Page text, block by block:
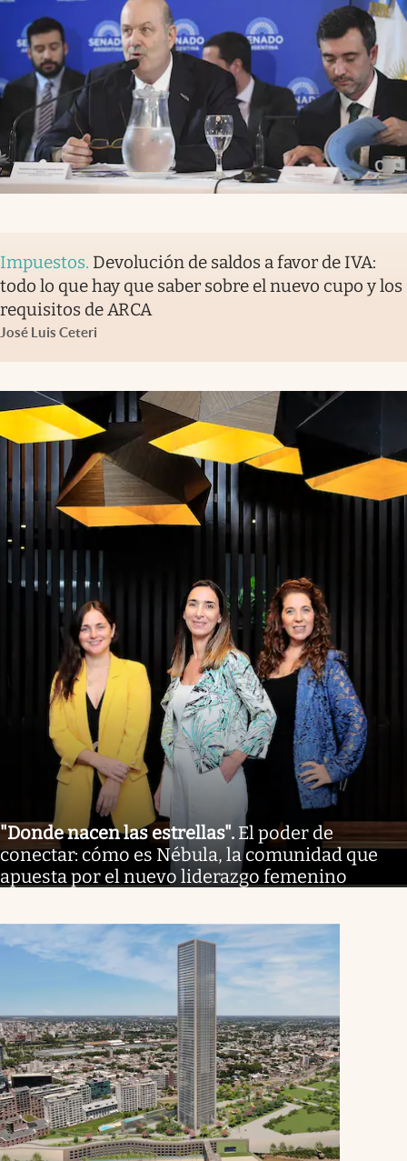
Impuestos. Devolución de saldos a favor de IVA:
todo lo que hay que saber sobre el nuevo cupo y los
requisitos de ARCA
José Luis Ceteri
"Donde nacen las estrellas". El poder de
conectar: cómo es Nébula, la comunidad que
apuesta por el nuevo liderazgo femenino